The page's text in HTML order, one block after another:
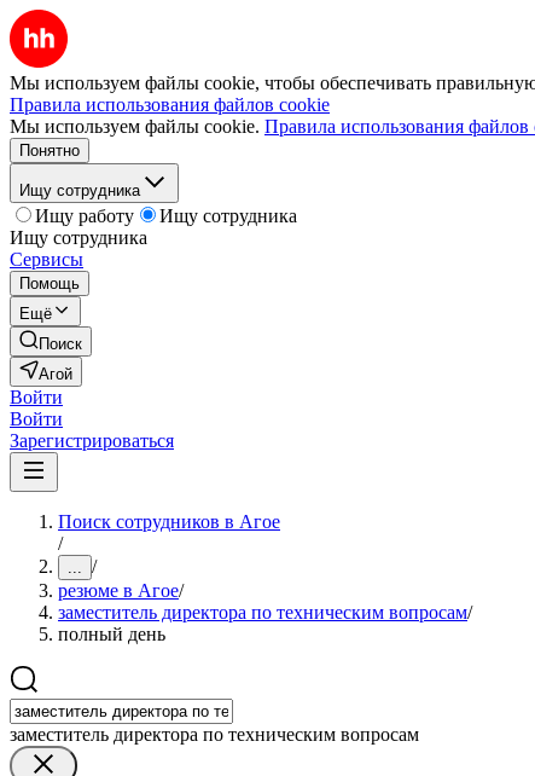
Мы используем файлы cookie, чтобы обеспечивать
Правила использования файлов cookie
Мы используем файлы cookie. Правила использования файлов
Понятно
Ищу сотрудника
Ищу работу
Ищу сотрудника
Ищу сотрудника
Сервисы
Помощь
Ещё
Поиск
Агой
Войти
Войти
Зарегистрироваться
Поиск сотрудников в Агое
/
... /
резюме в Агое/
заместитель директора по техническим вопросам/
полный день
заместитель директора по техническим вопросам